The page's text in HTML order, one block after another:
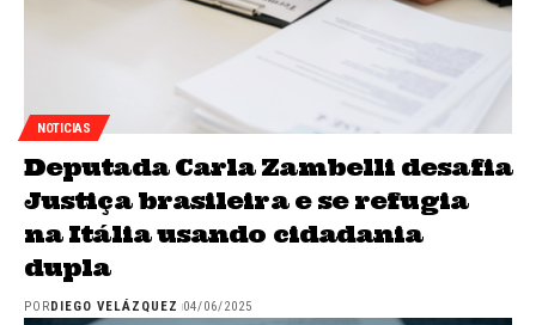
NOTICIAS
Deputada Carla Zambelli desafia
Justiça brasileira e se refugia
na Itália usando cidadania
dupla
POR DIEGO VELÁZQUEZ 04/06/2025